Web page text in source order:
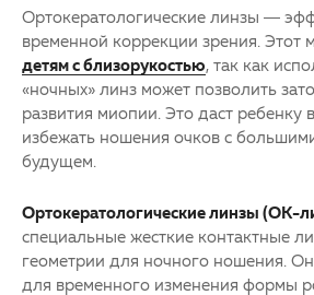
Ортокератологические линзы —
временной коррекции зрения. Этот
детям с близорукостью , так как
«ночных» линз может позволить
развития миопии. Это даст ребенку
избежать ношения очков с
будущем.
Ортокератологические линзы (ОК-
специальные жесткие контактные
геометрии для ночного ношения.
для временного изменения формы